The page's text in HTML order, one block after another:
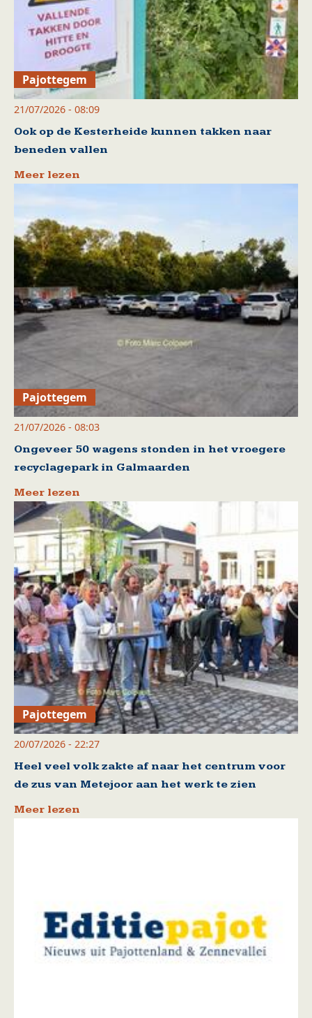
Pajottegem
21/07/2026 - 08:09
Ook op de Kesterheide kunnen takken naar
beneden vallen
Meer lezen
Pajottegem
21/07/2026 - 08:03
Ongeveer 50 wagens stonden in het vroegere
recyclagepark in Galmaarden
Meer lezen
Pajottegem
20/07/2026 - 22:27
Heel veel volk zakte af naar het centrum voor
de zus van Metejoor aan het werk te zien
Meer lezen